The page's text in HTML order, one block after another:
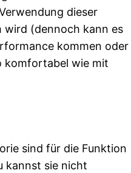
dieser
wird (dennoch kann es
kommen oder
komfortabel wie mit
sind für die Funktion
kannst sie nicht